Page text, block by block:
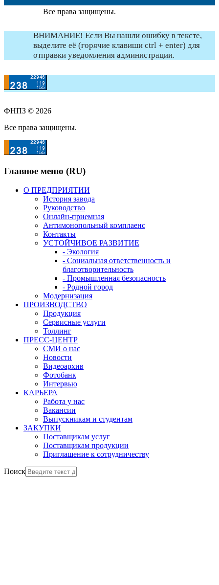
Все права защищены.
ВНИМАНИЕ! Если Вы нашли ошибку в тексте,
выделите её (горячие клавиши ctrl + enter) для
отправки уведомления администрации.
ФНПЗ © 2026
Все права защищены.
Главное меню (RU)
О ПРЕДПРИЯТИИ
История завода
Руководство
Онлайн-приемная
Антимонопольный комплаенс
Контакты
УСТОЙЧИВОЕ РАЗВИТИЕ
- Экология
- Социальная ответственность и
благотворительность
- Промышленная безопасность
- Родной город
Модернизация
ПРОИЗВОДСТВО
Продукция
Сервисные услуги
Толлинг
ПРЕСС-ЦЕНТР
СМИ о нас
Новости
Видеоархив
Фотобанк
Интервью
КАРЬЕРА
Работа у нас
Вакансии
Выпускникам и студентам
ЗАКУПКИ
Поставщикам услуг
Поставщикам продукции
Приглашение к сотрудничеству
Поиск